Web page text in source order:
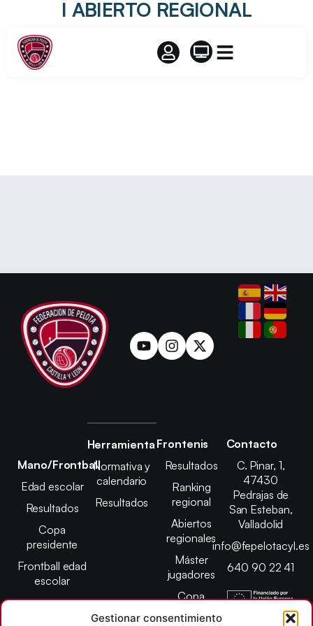
Gestionar consentimiento
I ABIERTO REGIONAL
Mano/Frontball
Edad escolar
Resultados
Copa
presidente
Frontball edad
escolar
Herramienta
Normativa y
calendario
Resultados
Frontenis
Resultados
Ranking
regional
Abiertos
regionales
Máster
jugadores
Copa
presidente
Contacto
C. Pinar, 1,
47430
Pedrajas de
San Esteban,
Valladolid
info@fepelotacyl.es
640 90 22 41